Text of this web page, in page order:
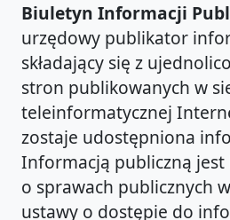
Biuletyn Informacji
urzędowy publikator
składający się z
stron publikowanych w
teleinformatycznej
zostaje udostępniona
Informacją publiczną
o sprawach publicznych
ustawy o dostępie do